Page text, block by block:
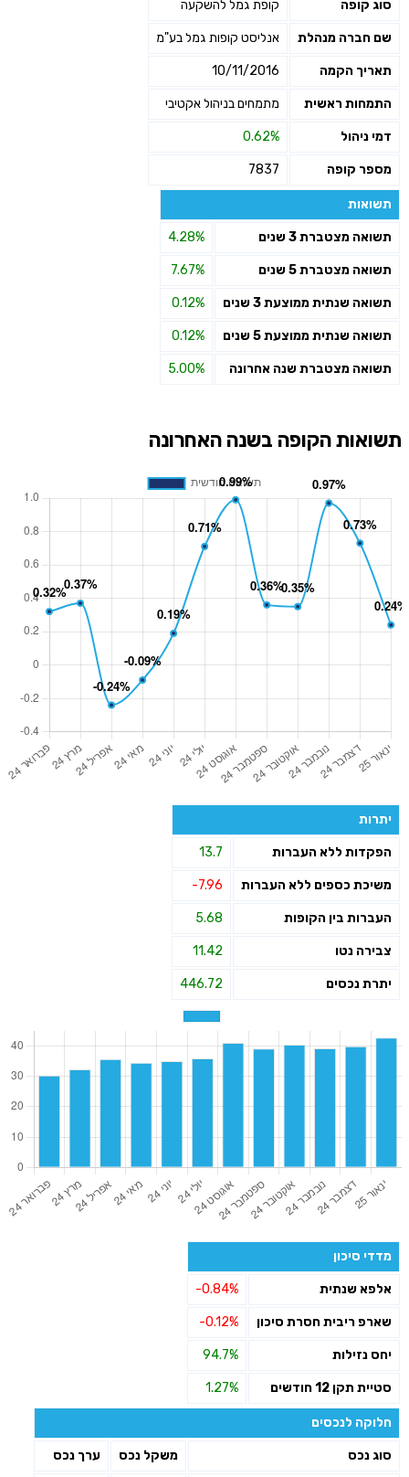
סוג קופה קופת גמל להשקעה
שם חברה מנהלת אנליסט קופות גמל בע"מ
תאריך הקמה 10/11/2016
התמחות ראשית מתמחים בניהול אקטיבי
דמי ניהול 0.62%
מספר קופה 7837
תשואות
תשואה מצטברת 3 שנים 4.28%
תשואה מצטברת 5 שנים 7.67%
תשואה שנתית ממוצעת 3 שנים 0.12%
תשואה שנתית ממוצעת 5 שנים 0.12%
תשואה מצטברת שנה אחרונה 5.00%
תשואות הקופה בשנה האחרונה
יתרות
הפקדות ללא העברות 13.7
משיכת כספים ללא העברות -7.96
העברות בין הקופות 5.68
צבירה נטו 11.42
יתרת נכסים 446.72
מדדי סיכון
אלפא שנתית -0.84%
שארפ ריבית חסרת סיכון -0.12%
יחס נזילות 94.7%
סטיית תקן 12 חודשים 1.27%
חלוקה לנכסים
סוג נכס משקל נכס ערך נכס